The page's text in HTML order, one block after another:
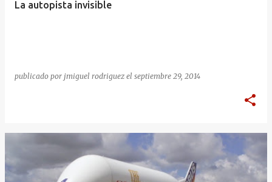
La autopista invisible
publicado por jmiguel rodriguez el septiembre 29, 2014